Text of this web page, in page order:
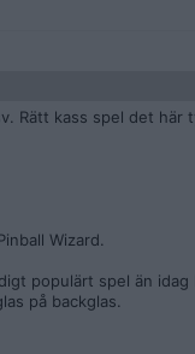
Rätt kass spel det här
Wizard.
populärt spel än idag
på backglas.